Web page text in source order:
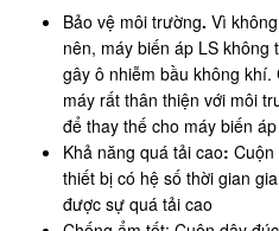
Bảo vệ môi trường. Vì
nên, máy biến áp LS
gây ô nhiễm bầu không
máy rất thân thiện với môi
để thay thế cho máy biến
Khả năng quá tải cao:
thiết bị có hệ số thời gian
được sự quá tải cao